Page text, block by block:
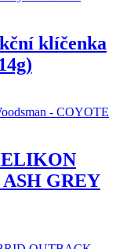
klíčenka
GREY